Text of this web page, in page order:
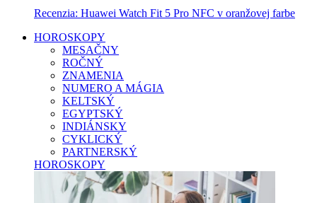
Recenzia: Huawei Watch Fit 5 Pro NFC v oranžovej farbe
HOROSKOPY
MESAČNY
ROČNÝ
ZNAMENIA
NUMERO A MÁGIA
KELTSKÝ
EGYPTSKÝ
INDIÁNSKY
CYKLICKÝ
PARTNERSKÝ
HOROSKOPY